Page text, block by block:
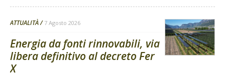
ATTUALITÀ 7 Agosto 2026
Energia da fonti rinnovabili, via
libera definitivo al decreto Fer
X